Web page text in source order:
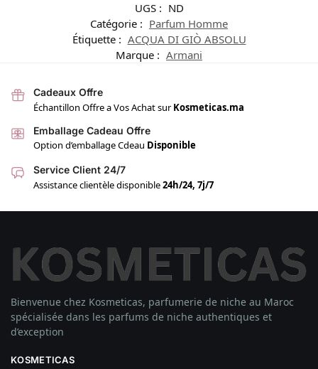
UGS : ND
Catégorie : Parfum Homme
Étiquette : ACQUA DI GIÒ ABSOLU
Marque : Armani
Cadeaux Offre
Échantillon Offre a Vos Achat surKosmeticas.ma
Emballage Cadeau Offre
Option d’emballage Cdeau Disponible
Service Client 24/7
Assistance clientèle disponible24h/24, 7j/7
Bienvenue chez Kosmeticas, parfumerie de niche au Maroc
spécialisée dans les parfums de niche authentiques et
d’exception
KOSMETICAS